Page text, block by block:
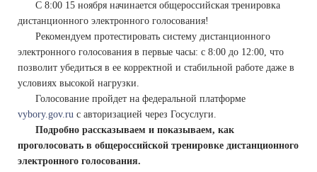
С 8:00 15 ноября начинается общероссийская тренировка
дистанционного электронного голосования!
Рекомендуем протестировать систему дистанционного
электронного голосования в первые часы: с 8:00 до 12:00, что
позволит убедиться в ее корректной и стабильной работе даже в
условиях высокой нагрузки.
Голосование пройдет на федеральной платформе
vybory.gov.ru с авторизацией через Госуслуги.
Подробно рассказываем и показываем, как
проголосовать в общероссийской тренировке дистанционного
электронного голосования.